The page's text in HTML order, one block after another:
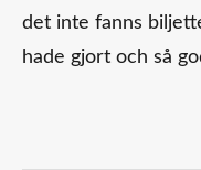
det inte fanns
hade gjort och så